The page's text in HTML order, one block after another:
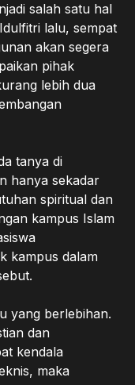
salah satu hal
lalu, sempat
akan segera
pihak
lebih dua
tanya di
hanya sekadar
spiritual dan
kampus Islam
kampus dalam
yang berlebihan.
dan
kendala
maka